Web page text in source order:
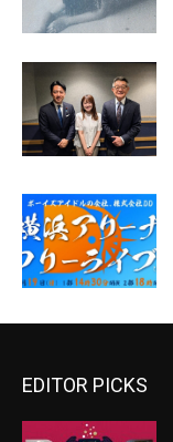
EDITOR PICKS